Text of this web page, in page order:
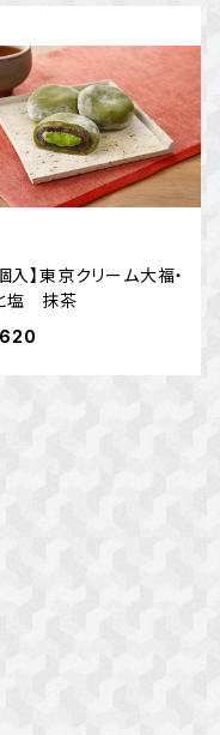
入】東京クリーム大福・
塩 抹茶